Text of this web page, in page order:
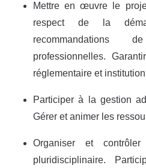
Mettre en œuvre le
respect de la
recommandations
professionnelles.
réglementaire et
Participer à la gestion
Gérer et animer les
Organiser et
pluridisciplinaire.